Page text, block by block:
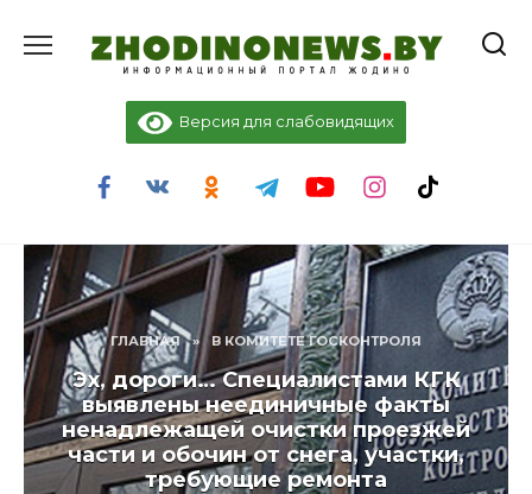
содержанию
Версия для слабовидящих
ГЛАВНАЯ » В КОМИТЕТЕ ГОСКОНТРОЛЯ
Эх, дороги… Специалистами КГК
выявлены неединичные факты
ненадлежащей очистки проезжей
части и обочин от снега, участки,
требующие ремонта